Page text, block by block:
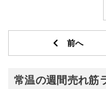
常温の週間売れ筋